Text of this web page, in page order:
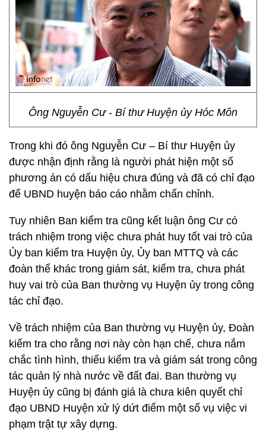
Ông Nguyễn Cư - Bí thư Huyện ủy Hóc Môn
Trong khi đó ông Nguyễn Cư – Bí thư Huyện ủy
được nhận định rằng là người phát hiện một số
phương án có dấu hiệu chưa đúng và đã có chỉ đạo
để UBND huyện báo cáo nhằm chấn chỉnh.
Tuy nhiên Ban kiểm tra cũng kết luận ông Cư có
trách nhiệm trong việc chưa phát huy tốt vai trò của
Ủy ban kiểm tra Huyện ủy, Ủy ban MTTQ và các
đoàn thể khác trong giám sát, kiểm tra, chưa phát
huy vai trò của Ban thường vụ Huyện ủy trong công
tác chỉ đạo.
Về trách nhiệm của Ban thường vụ Huyện ủy, Đoàn
kiểm tra cho rằng nơi này còn hạn chế, chưa nắm
chắc tình hình, thiếu kiểm tra và giám sát trong công
tác quản lý nhà nước về đất đai. Ban thường vụ
Huyện ủy cũng bị đánh giá là chưa kiên quyết chỉ
đạo UBND Huyện xử lý dứt điểm một số vụ việc vi
phạm trật tự xây dựng.